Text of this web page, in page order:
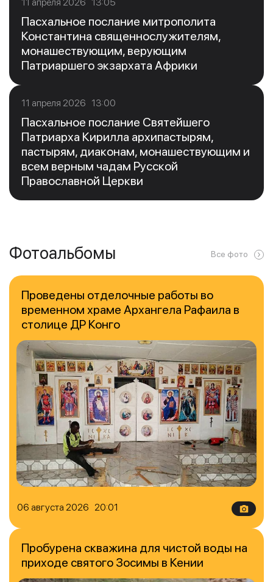
Пасхальное послание митрополита
Константина священнослужителям,
монашествующим, верующим
Патриаршего экзархата Африки
11 апреля 2026 13:00
Пасхальное послание Святейшего
Патриарха Кирилла архипастырям,
пастырям, диаконам, монашествующим и
всем верным чадам Русской
Православной Церкви
Фотоальбомы Все фото
06 августа 2026 20:01
Проведены отделочные работы во
временном храме Архангела Рафаила в
столице ДР Конго
Пробурена скважина для чистой воды на
приходе святого Зосимы в Кении